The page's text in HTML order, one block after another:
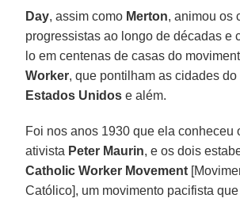
Day, assim como Merton, animou os
progressistas ao longo de décadas e
lo em centenas de casas do
Worker, que pontilham as cidades
Estados Unidos e além.
Foi nos anos 1930 que ela conheceu
ativista Peter Maurin, e os dois
Catholic Worker Movement
Católico], um movimento pacifista